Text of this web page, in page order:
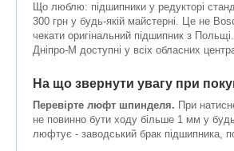
Що люблю: підшипники у редукторі
300 грн у будь-якій майстерні. Це не
чекати оригінальний підшипник з
Дніпро-М доступні у всіх обласних
На що звернути увагу при
Перевірте люфт шпинделя. При
не повинно бути ходу більше 1 мм у
люфтує - заводський брак підшипника,